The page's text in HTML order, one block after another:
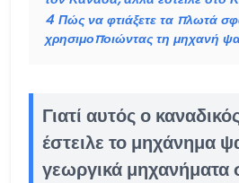
4 Πώς να φτιάξετε τα πλωτά
χρησιμοποιώντας τη μηχανή
Γιατί αυτός ο
έστειλε το μηχάνημα
γεωργικά μηχανήματα